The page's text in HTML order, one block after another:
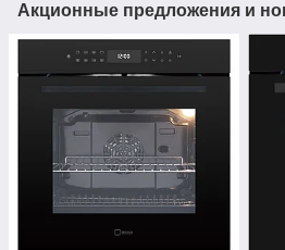
Акционные предложения и